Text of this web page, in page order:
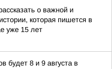
о важной и
которая пишется в
уже 15 лет
будет 8 и 9 августа в